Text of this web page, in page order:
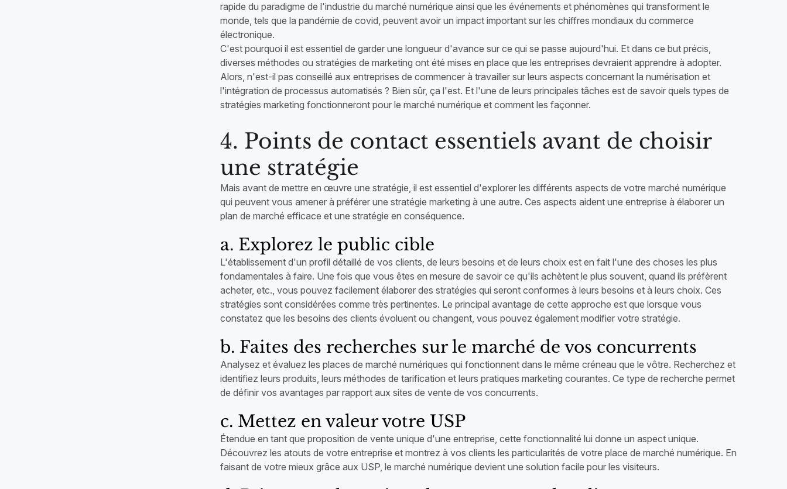
rapide du paradigme de l'industrie du marché numérique ainsi que les événements et phénomènes qui transforment le
monde, tels que la pandémie de covid, peuvent avoir un impact important sur les chiffres mondiaux du commerce
électronique.
C'est pourquoi il est essentiel de garder une longueur d'avance sur ce qui se passe aujourd'hui. Et dans ce but précis,
diverses méthodes ou stratégies de marketing ont été mises en place que les entreprises devraient apprendre à adopter.
Alors, n'est-il pas conseillé aux entreprises de commencer à travailler sur leurs aspects concernant la numérisation et
l'intégration de processus automatisés ? Bien sûr, ça l'est. Et l'une de leurs principales tâches est de savoir quels types de
stratégies marketing fonctionneront pour le marché numérique et comment les façonner.
4. Points de contact essentiels avant de choisir
une stratégie
Mais avant de mettre en œuvre une stratégie, il est essentiel d'explorer les différents aspects de votre marché numérique
qui peuvent vous amener à préférer une stratégie marketing à une autre. Ces aspects aident une entreprise à élaborer un
plan de marché efficace et une stratégie en conséquence.
a. Explorez le public cible
L'établissement d'un profil détaillé de vos clients, de leurs besoins et de leurs choix est en fait l'une des choses les plus
fondamentales à faire. Une fois que vous êtes en mesure de savoir ce qu'ils achètent le plus souvent, quand ils préfèrent
acheter, etc., vous pouvez facilement élaborer des stratégies qui seront conformes à leurs besoins et à leurs choix. Ces
stratégies sont considérées comme très pertinentes. Le principal avantage de cette approche est que lorsque vous
constatez que les besoins des clients évoluent ou changent, vous pouvez également modifier votre stratégie.
b. Faites des recherches sur le marché de vos concurrents
Analysez et évaluez les places de marché numériques qui fonctionnent dans le même créneau que le vôtre. Recherchez et
identifiez leurs produits, leurs méthodes de tarification et leurs pratiques marketing courantes. Ce type de recherche permet
de définir vos avantages par rapport aux sites de vente de vos concurrents.
c. Mettez en valeur votre USP
Étendue en tant que proposition de vente unique d'une entreprise, cette fonctionnalité lui donne un aspect unique.
Découvrez les atouts de votre entreprise et montrez à vos clients les particularités de votre place de marché numérique. En
faisant de votre mieux grâce aux USP, le marché numérique devient une solution facile pour les visiteurs.